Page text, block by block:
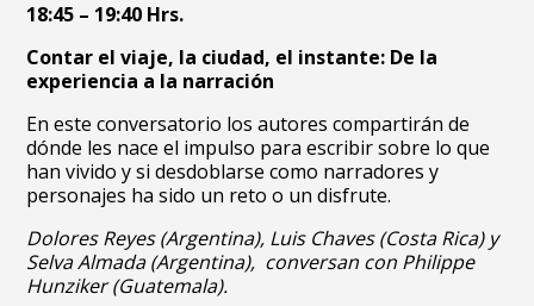
18:45 – 19:40 Hrs.
Contar el viaje, la ciudad, el instante: De la
experiencia a la narración
En este conversatorio los autores compartirán de
dónde les nace el impulso para escribir sobre lo que
han vivido y si desdoblarse como narradores y
personajes ha sido un reto o un disfrute.
Dolores Reyes (Argentina), Luis Chaves (Costa Rica) y
Selva Almada (Argentina), conversan con Philippe
Hunziker (Guatemala).